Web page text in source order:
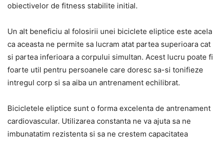
obiectivelor de fitness stabilite initial.
Un alt beneficiu al folosirii unei biciclete eliptice este acela
ca aceasta ne permite sa lucram atat partea superioara cat
si partea inferioara a corpului simultan. Acest lucru poate fi
foarte util pentru persoanele care doresc sa-si tonifieze
intregul corp si sa aiba un antrenament echilibrat.
Bicicletele eliptice sunt o forma excelenta de antrenament
cardiovascular. Utilizarea constanta ne va ajuta sa ne
imbunatatim rezistenta si sa ne crestem capacitatea